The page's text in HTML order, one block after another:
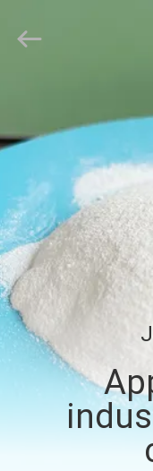
MAISON
PRODUITS
VIDÉOS
À
PROPOS
Imp.&Exp.Co.,Ltd.